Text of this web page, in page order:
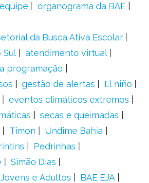
organograma da BAE
da Busca Ativa Escolar
Sul
atendimento virtual
programação
gestão de alertas
El niño
eventos climáticos extremos
secas e queimadas
Timon
Undime Bahia
Pedrinhas
Simão Dias
e Adultos
BAE EJA